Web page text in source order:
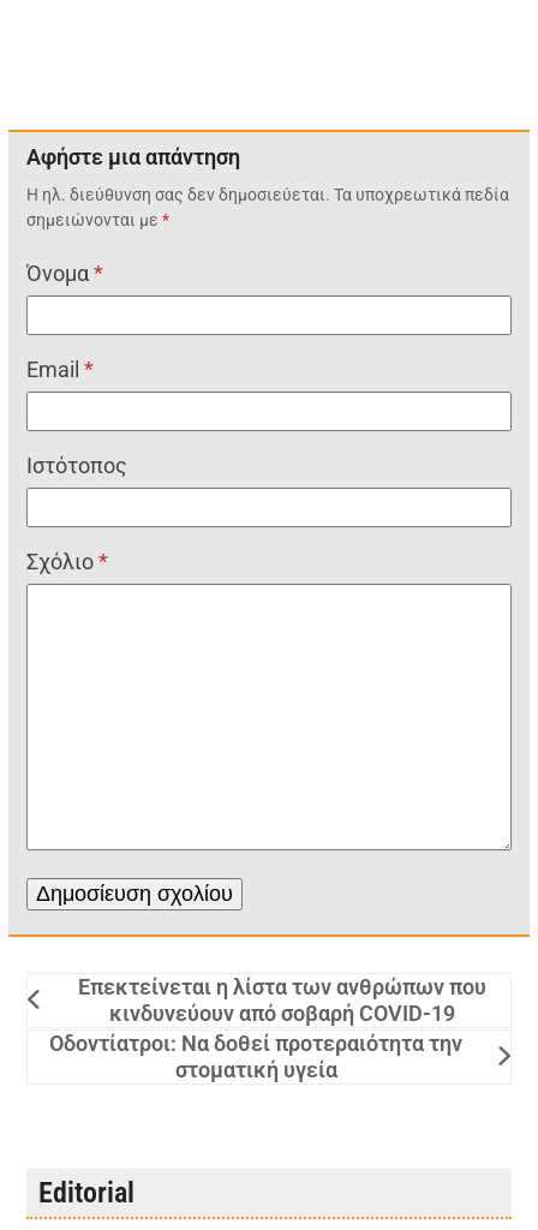
Αφήστε μια απάντηση
Η ηλ. διεύθυνση σας δεν δημοσιεύεται. Τα υποχρεωτικά πεδία
σημειώνονται με*
Όνομα*
Email*
Ιστότοπος
Σχόλιο*
Επεκτείνεται η λίστα των ανθρώπων που
κινδυνεύουν από σοβαρή COVID-19
Οδοντίατροι: Να δοθεί προτεραιότητα την
στοματική υγεία
Editorial